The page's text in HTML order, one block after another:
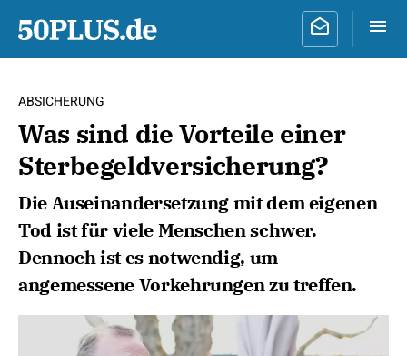
ABSICHERUNG
Was sind die Vorteile einer
Sterbegeldversicherung?
Die Auseinandersetzung mit dem eigenen
Tod ist für viele Menschen schwer.
Dennoch ist es notwendig, um
angemessene Vorkehrungen zu treffen.